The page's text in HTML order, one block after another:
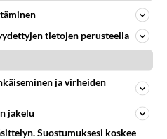
62
936
73
932
tietojen perusteella
ja virheiden
jakelu
Suostumuksesi koskee